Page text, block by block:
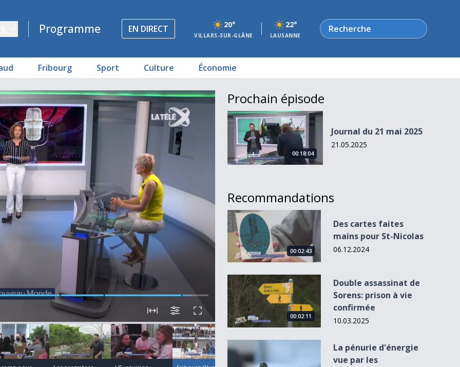
Programme EN DIRECT 20°
VILLARS-SUR-GLÂNE
22°
LAUSANNE
Rechercher
Fribourg Sport Culture Économie
00:03:37
Prochain épisode
Journal du 21 mai 2025
00:18:04
Journal du 21 mai 2025
21.05.2025
Recommandations
Des cartes faites mains pour St-Nicolas
00:02:43
Des cartes faites
mains pour St-Nicolas
06.12.2024
Double assassinat de Sorens: prison à vie confirmée
00:02:11
Double assassinat de
Sorens: prison à vie
confirmée
10.03.2025
La pénurie d&#039;énergie vue par les entreprises
La pénurie d'énergie
vue par les